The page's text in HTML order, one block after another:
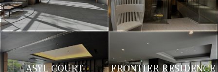
ASYL COURT FRONTIER RESIDENCE